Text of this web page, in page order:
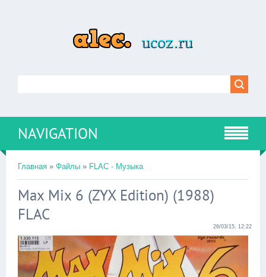
NAVIGATION
Главная » Файлы » FLAC - Музыка
Max Mix 6 (ZYX Edition) (1988)
FLAC
26/03/15, 12:22